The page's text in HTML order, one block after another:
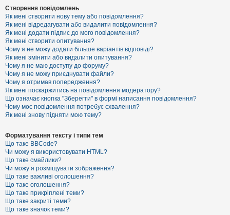
е
й
А
к
т
и
в
н
і
т
е
м
и
П
о
ш
у
к
Д
о
п
Створення повідомлень
Як мені створити нову тему або повідомлення?
Як мені відредагувати або видалити повідомлення?
Як мені додати підпис до мого повідомлення?
Як мені створити опитування?
Чому я не можу додати більше варіантів відповіді?
Як мені змінити або видалити опитування?
Чому я не маю доступу до форуму?
Чому я не можу приєднувати файли?
Чому я отримав попередження?
Як мені поскаржитись на повідомлення модератору?
Що означає кнопка "Зберегти" в формі написання повідомлення?
Чому моє повідомлення потребує схвалення?
Як мені знову підняти мою тему?
Форматування тексту і типи тем
Що таке BBCode?
Чи можу я використовувати HTML?
Що таке смайлики?
Чи можу я розміщувати зображення?
Що таке важливі оголошення?
Що таке оголошення?
Що таке прикріплені теми?
Що таке закриті теми?
Що таке значок теми?